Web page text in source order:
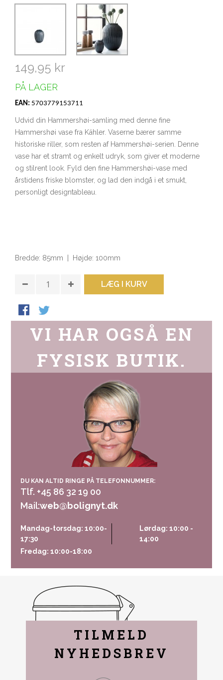
149,95 kr
PÅ LAGER
EAN: 5703779153711
Udvid din Hammershøi-samling med denne fine
Hammershøi vase fra Kähler. Vaserne bærer samme
historiske riller, som resten af Hammershøi-serien. Denne
vase har et stramt og enkelt udryk, som giver et moderne
og stilrent look. Fyld den fine Hammershøi-vase med
årstidens friske blomster, og lad den indgå i et smukt,
personligt designtableau.
Bredde: 85mm | Højde: 100mm
LÆG I KURV
VI HAR OGSÅ EN
FYSISK BUTIK.
DU KAN ALTID RINGE PÅ TELEFONNUMMER:
Tlf. +45 86 32 19 00
Mail:web@bolignyt.dk
Mandag-torsdag: 10:00-
17:30
Fredag: 10:00-18:00
Lørdag: 10:00 -
14:00
TILMELD
NYHEDSBREV